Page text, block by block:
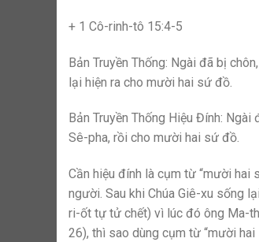
+ 1 Cô-rinh-tô 15:4-5
Bản Truyền Thống: Ngài đã bị
lại hiện ra cho mười hai sứ đồ.
Bản Truyền Thống Hiệu Đính:
Sê-pha, rồi cho mười hai sứ đồ.
Cần hiệu đính là cụm từ “mười
người. Sau khi Chúa Giê-xu sống
ri-ốt tự tử chết) vì lúc đó ông Ma-
26), thì sao dùng cụm từ “mười